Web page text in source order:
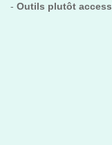
- Outils plutôt